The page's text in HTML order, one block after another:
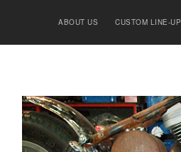
ABOUT US CUSTOM LINE-UP